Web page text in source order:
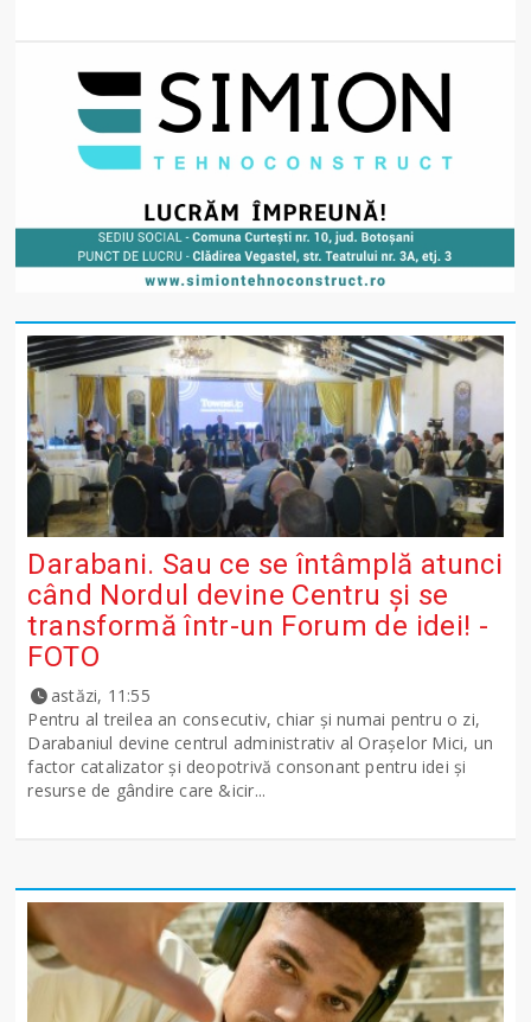
Darabani. Sau ce se întâmplă atunci
când Nordul devine Centru și se
transformă într-un Forum de idei! -
FOTO
astăzi, 11:55
Pentru al treilea an consecutiv, chiar și numai pentru o zi,
Darabaniul devine centrul administrativ al Orașelor Mici, un
factor catalizator și deopotrivă consonant pentru idei și
resurse de gândire care &icir...